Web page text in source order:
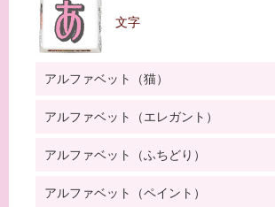
文字
アルファベット（猫）
アルファベット（エレガント）
アルファベット（ふちどり）
アルファベット（ペイント）